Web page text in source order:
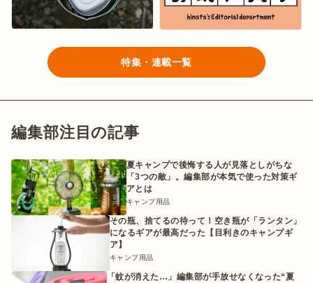
特集・連載一覧
編集部注目の記事
夏キャンプで後悔する人が見落としがちな
「3つの敵」。編集部が本気で使った対策ギ
アとは
キャンプ用品
その瓶、捨てるの待って！空き瓶が「ランタン」
になるギアが最高だった【目利きのキャンプギ
ア】
キャンプ用品
「蚊が消えた…」編集部が手放せなくなった“夏